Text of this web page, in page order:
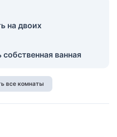
на двоих
ванная
все комнаты